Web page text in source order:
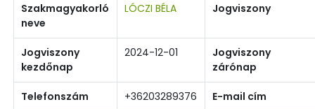
Szakmagyakorló
neve
LÓCZI BÉLA Jogviszony
Jogviszony
kezdőnap
2024-12-01
Jogviszony
zárónap
Telefonszám +36203289376 E-mail cím